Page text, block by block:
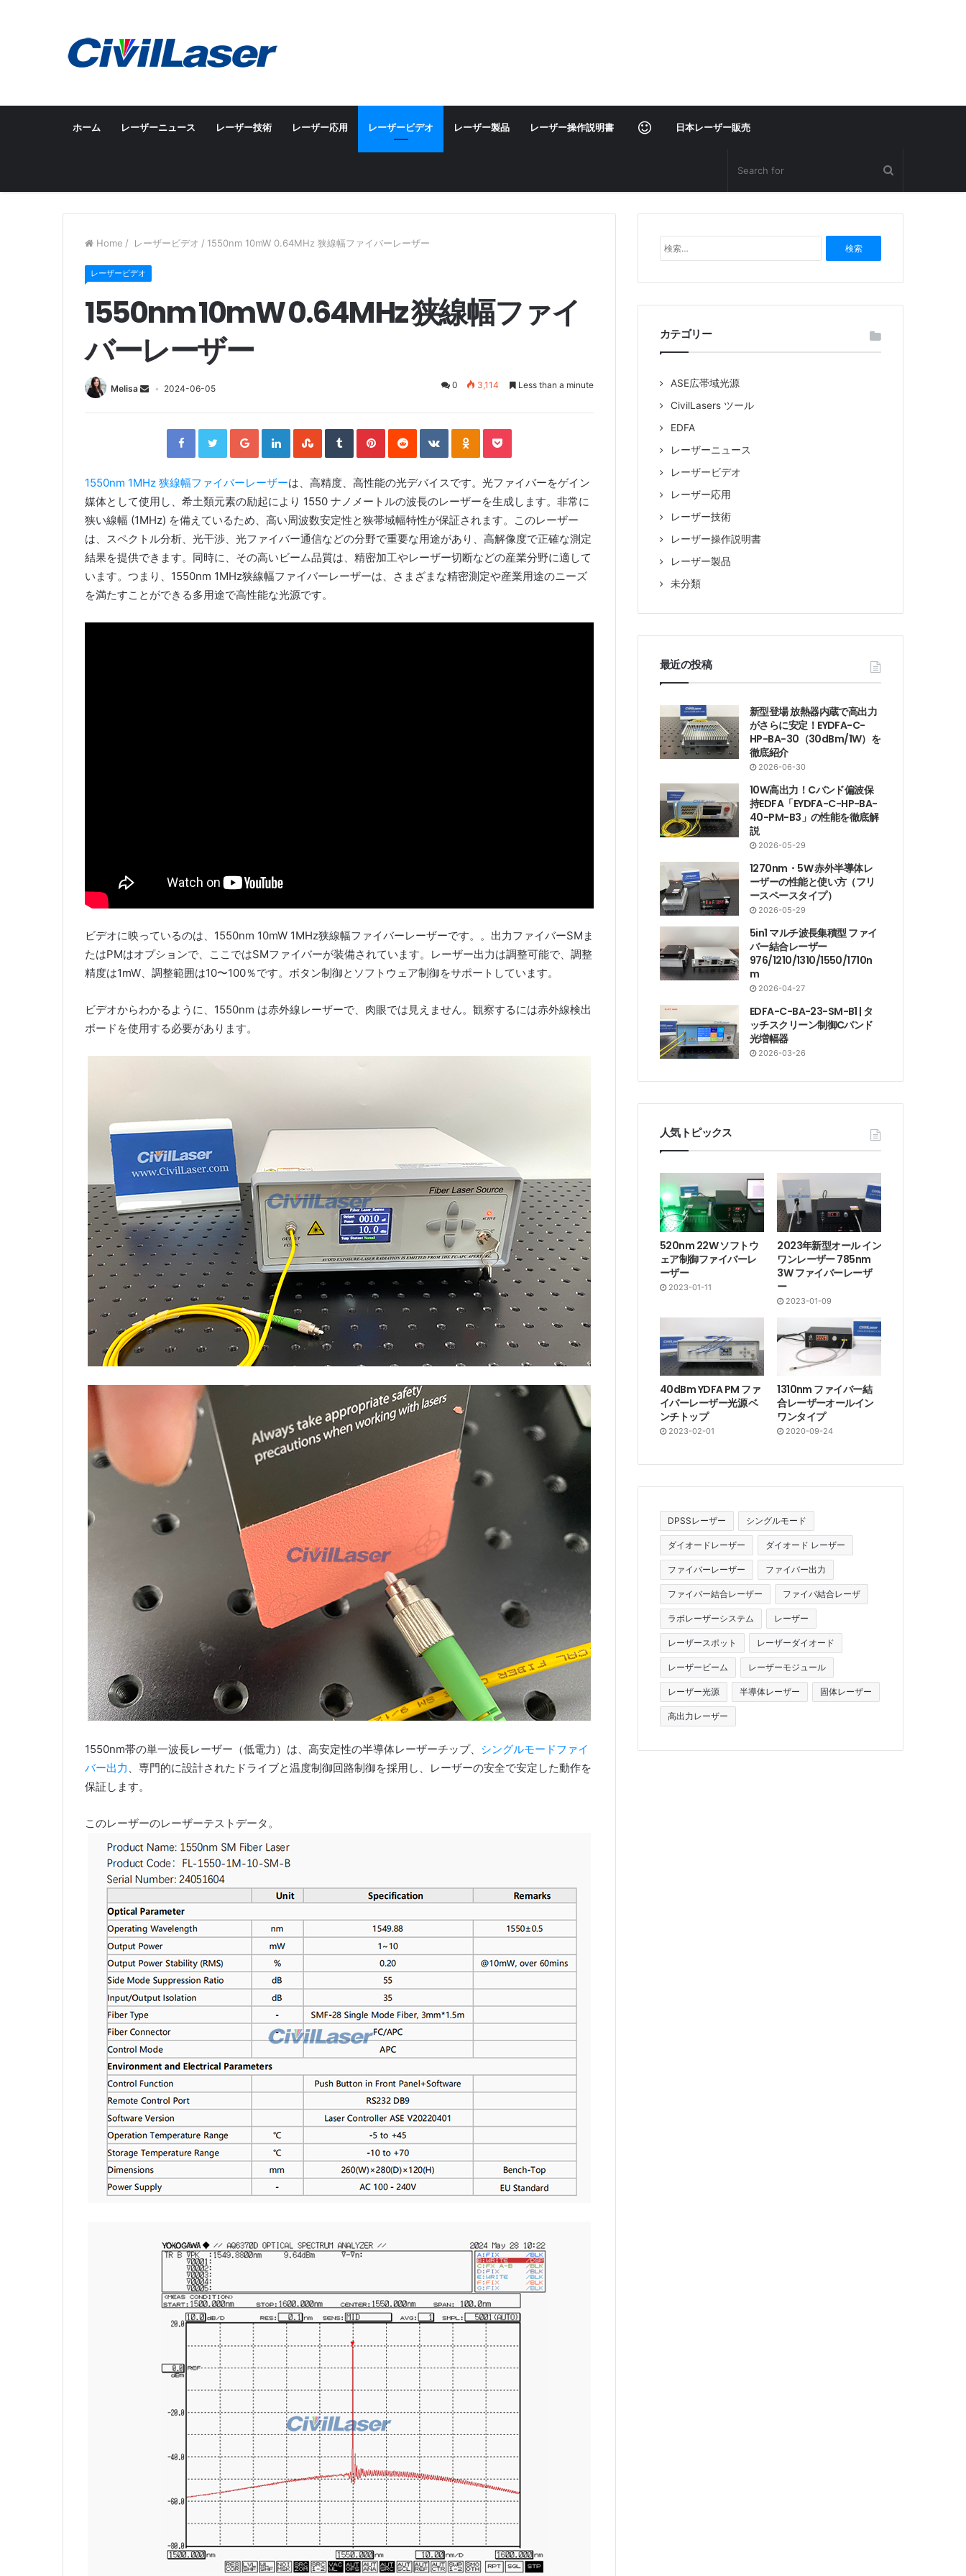
ホーム レーザーニュース レーザー技術 レーザー応用 レーザービデオ レーザー製品 レーザー操作説明書
ザ
販
売
日本レーザー販売
Home / レーザービデオ / 1550nm 10mW 0.64MHz 狭線幅ファイバーレーザー
レーザービデオ
1550nm 10mW 0.64MHz 狭線幅ファイ
バーレーザー
Melisa 2024-06-05 0 3,114 Less than a minute
F
b
k
T
t
G
g
L
k
e
n
S
m
b
e
U
p
o
n
T
b
P
t
e
s
t
R V
n
t
t
O
k
s
s
n
i
1550nm 1MHz 狭線幅ファイバーレーザーは、高精度、高性能の光デバイスです。光ファイバーをゲイン
媒体として使用し、希土類元素の励起により 1550 ナノメートルの波長のレーザーを生成します。非常に
狭い線幅 (1MHz) を備えているため、高い周波数安定性と狭帯域幅特性が保証されます。このレーザー
は、スペクトル分析、光干渉、光ファイバー通信などの分野で重要な用途があり、高解像度で正確な測定
結果を提供できます。同時に、その高いビーム品質は、精密加工やレーザー切断などの産業分野に適して
います。つまり、1550nm 1MHz狭線幅ファイバーレーザーは、さまざまな精密測定や産業用途のニーズ
を満たすことができる多用途で高性能な光源です。
ビデオに映っているのは、1550nm 10mW 1MHz狭線幅ファイバーレーザーです。。出力ファイバーSMま
たはPMはオプションで、ここではSMファイバーが装備されています。レーザー出力は調整可能で、調整
精度は1mW、調整範囲は10〜100％です。ボタン制御とソフトウェア制御をサポートしています。
ビデオからわかるように、1550nm は赤外線レーザーで、肉眼では見えません。観察するには赤外線検出
ボードを使用する必要があります。
1550nm帯の単一波長レーザー（低電力）は、高安定性の半導体レーザーチップ、 シングルモードファイ
バー出力
、専門的に設計されたドライブと温度制御回路制御を採用し、レーザーの安全で安定した動作を
保証します。
このレーザーのレーザーテストデータ。
索
カテゴリー
ASE広帯域光源
CivilLasers ツール
EDFA
レーザーニュース
レーザービデオ
レーザー応用
レーザー技術
レーザー操作説明書
レーザー製品
未分類
最近の投稿
新型登場 放熱器内蔵で高出力
がさらに安定！EYDFA-C-
HP-BA-30（30dBm/1W）を
徹底紹介
2026-06-30
10W高出力！Cバンド偏波保
持EDFA「EYDFA-C-HP-BA-
40-PM-B3」の性能を徹底解
説
2026-05-29
1270nm・5W 赤外半導体レ
ーザーの性能と使い方（フリ
ースペースタイプ）
2026-05-29
5in1 マルチ波長集積型 ファイ
バー結合レーザー
976/1210/1310/1550/1710n
m
2026-04-27
EDFA-C-BA-23-SM-B1 | タ
ッチスクリーン制御Cバンド
光増幅器
2026-03-26
人気トピックス
520nm 22W ソフトウ
ェア制御ファイバーレ
ーザー
2023-01-11
2023年新型オール イン
ワンレーザー 785nm
3W ファイバーレーザ
ー
2023-01-09
40dBm YDFA PM ファ
イバーレーザー光源 ベ
ンチトップ
2023-02-01
1310nm ファイバー結
合レーザーオールイン
ワンタイプ
2020-09-24
DPSSレーザー シングルモード
ダイオードレーザー ダイオード レーザー
ファイバーレーザー ファイバー出力
ファイバー結合レーザー ファイバ結合レーザ
ラボレーザーシステム レーザー
レーザースポット レーザーダイオード
レーザービーム レーザーモジュール
レーザー光源 半導体レーザー 固体レーザー
高出力レーザー